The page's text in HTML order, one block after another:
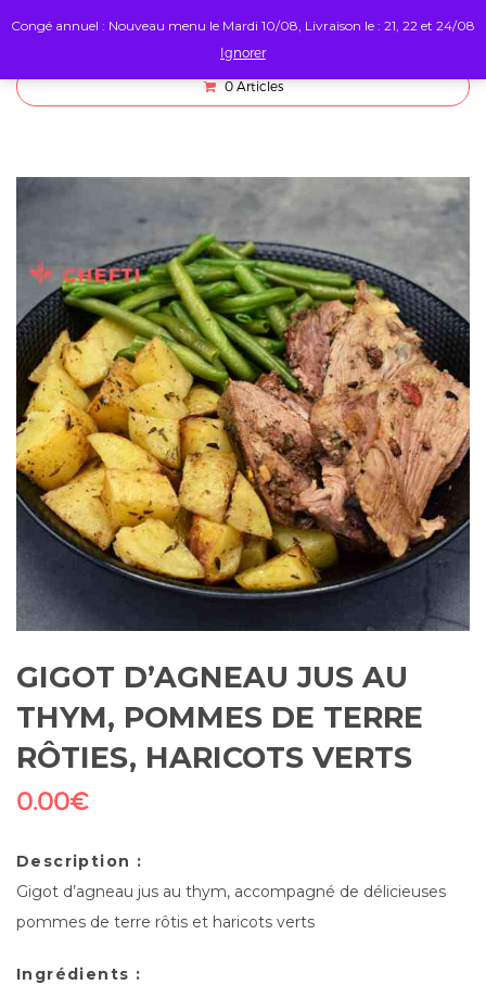
0 Articles
GIGOT D’AGNEAU JUS AU
THYM, POMMES DE TERRE
RÔTIES, HARICOTS VERTS
0.00€
Description :
Gigot d’agneau jus au thym, accompagné de délicieuses
pommes de terre rôtis et haricots verts
Ingrédients :
Congé annuel : Nouveau menu le Mardi 10/08, Livraison le : 21, 22 et 24/08
Ignorer